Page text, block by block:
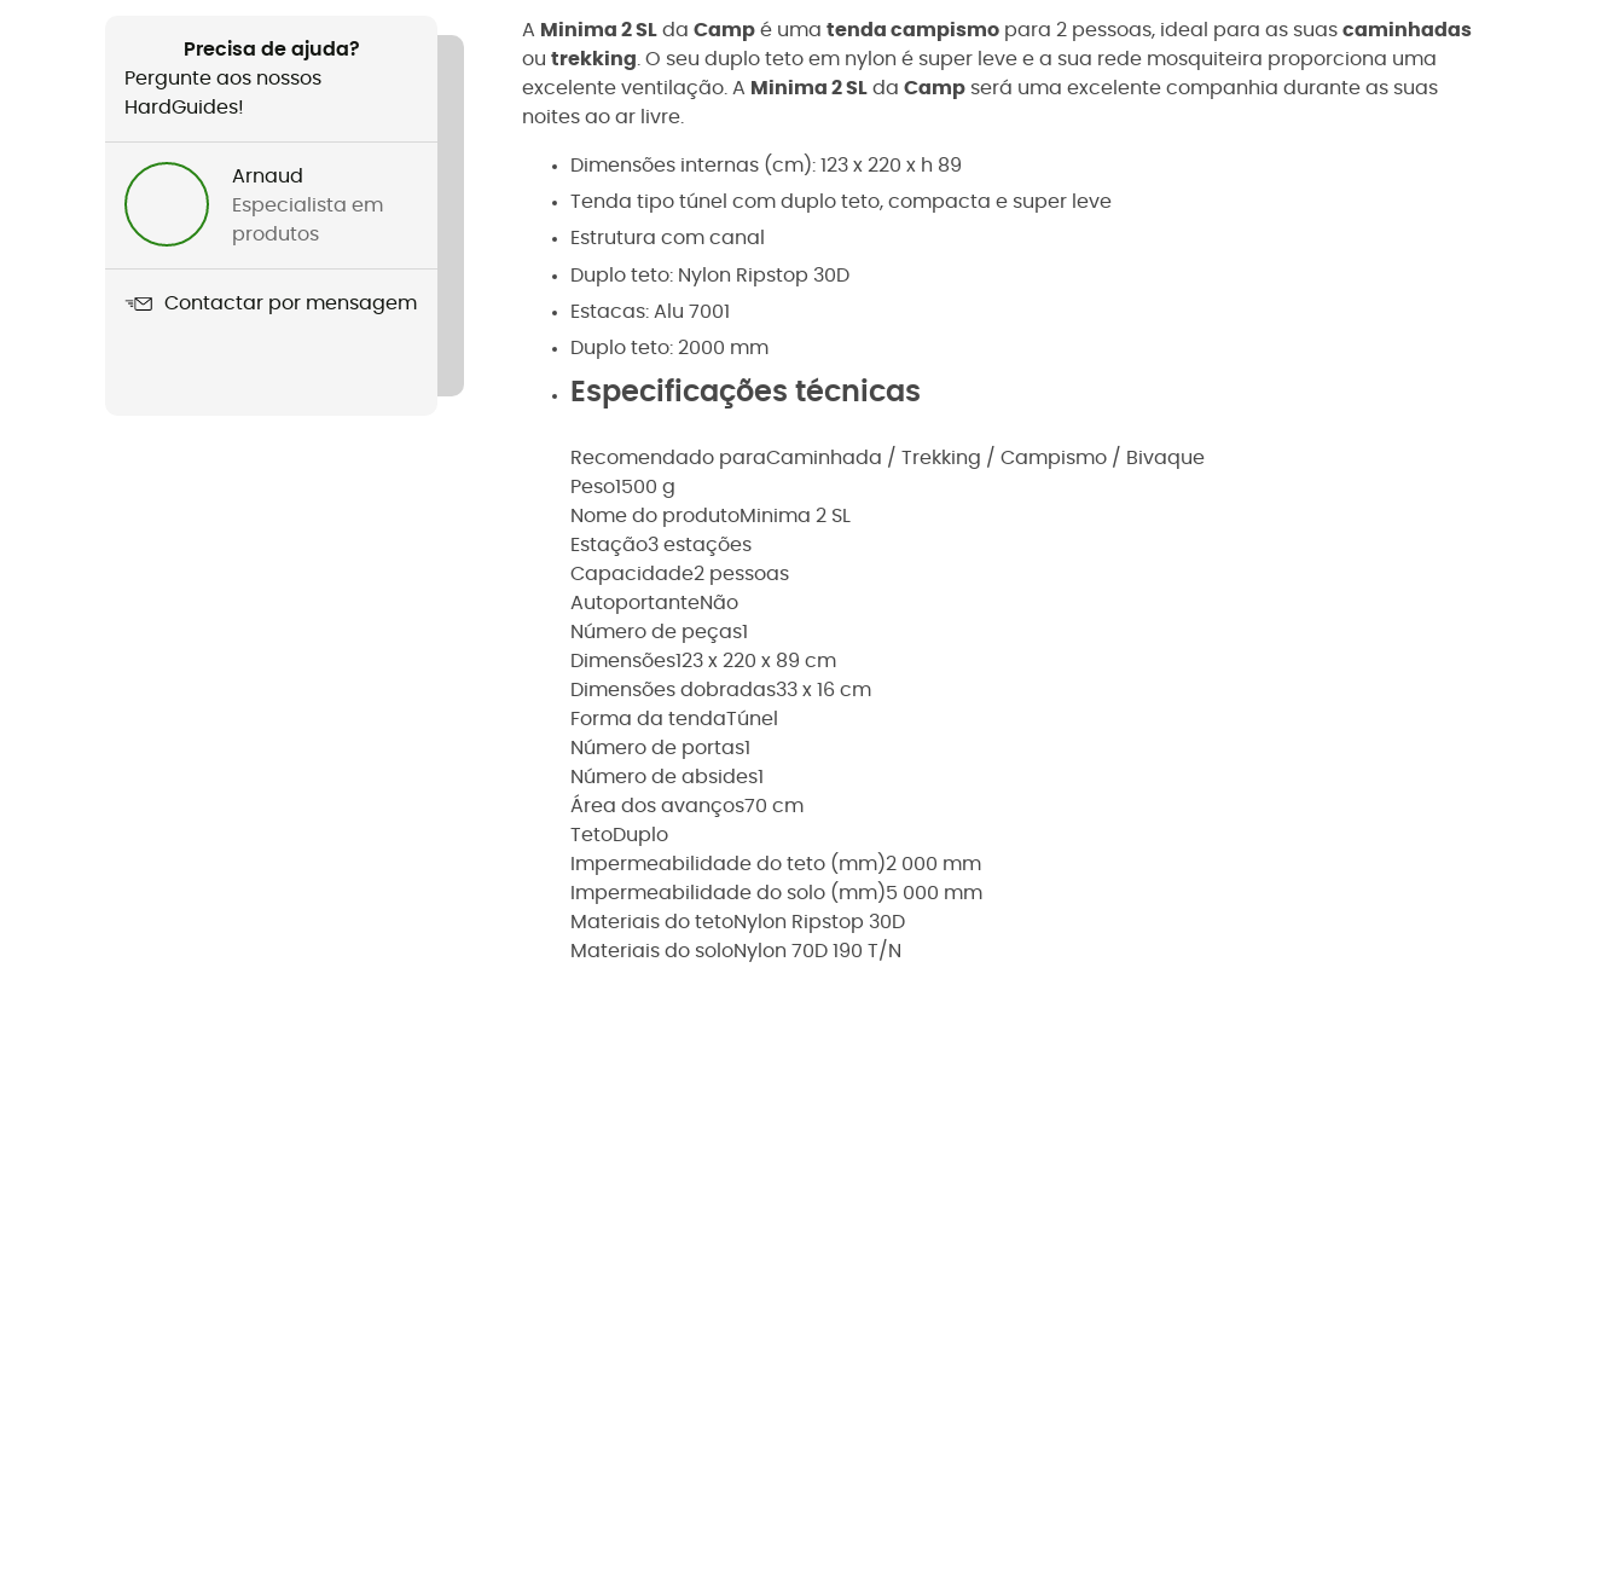
Precisa de ajuda?
Pergunte aos nossos
HardGuides!
Arnaud
Especialista em
produtos
Contactar por mensagem
A Minima 2 SL da Camp é uma tenda campismo para 2 pessoas, ideal para as suas caminhadas
ou trekking . O seu duplo teto em nylon é super leve e a sua rede mosquiteira proporciona uma
excelente ventilação. A Minima 2 SL da Camp será uma excelente companhia durante as suas
noites ao ar livre.
Dimensões internas (cm): 123 x 220 x h 89
Tenda tipo túnel com duplo teto, compacta e super leve
Estrutura com canal
Duplo teto: Nylon Ripstop 30D
Estacas: Alu 7001
Duplo teto: 2000 mm
Especificações técnicas
Recomendado paraCaminhada / Trekking / Campismo / Bivaque
Peso1500 g
Nome do produtoMinima 2 SL
Estação3 estações
Capacidade2 pessoas
AutoportanteNão
Número de peças1
Dimensões123 x 220 x 89 cm
Dimensões dobradas33 x 16 cm
Forma da tendaTúnel
Número de portas1
Número de absides1
Área dos avanços70 cm
TetoDuplo
Impermeabilidade do teto (mm)2 000 mm
Impermeabilidade do solo (mm)5 000 mm
Materiais do tetoNylon Ripstop 30D
Materiais do soloNylon 70D 190 T/N